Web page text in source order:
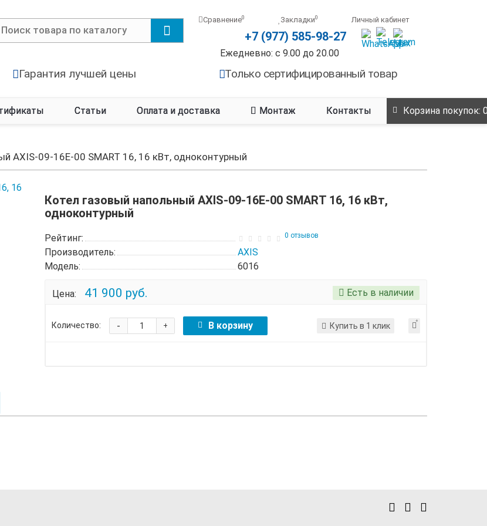
Сравнение0 Закладки0 Личный кабинет
+7 (977) 585-98-27
Ежедневно: с 9.00 до 20.00
Гарантия лучшей цены Только сертифицированный товар
Статьи Оплата и доставка Монтаж Контакты Корзина покупок:
AXIS-09-16E-00 SMART 16, 16 кВт, одноконтурный
Котел газовый напольный AXIS-09-16E-00 SMART 16, 16 кВт,
одноконтурный
Рейтинг: 0 отзывов
Производитель:
AXIS
Модель:
6016
Цена: 41 900 руб. Есть в наличии
Количество: +
- В корзину Купить в 1 клик